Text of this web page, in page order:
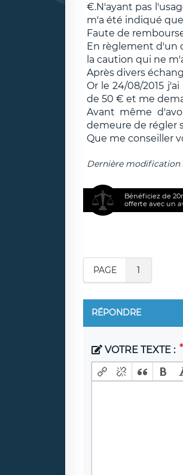
€.N'ayant pas
m'a été indiqué
Faute de
En règlement d'un
la caution qui ne
Après divers
Or le 24/08/2015
de 50 € et me
Avant même
demeure de régler
Que me conseiller
Dernière modification
Bénéficiez de
offerte avec un
PAGE 1
RÉPONDRE
VOTRE TEXTE :